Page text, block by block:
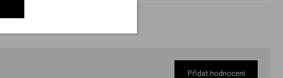
Přidat hodnocení